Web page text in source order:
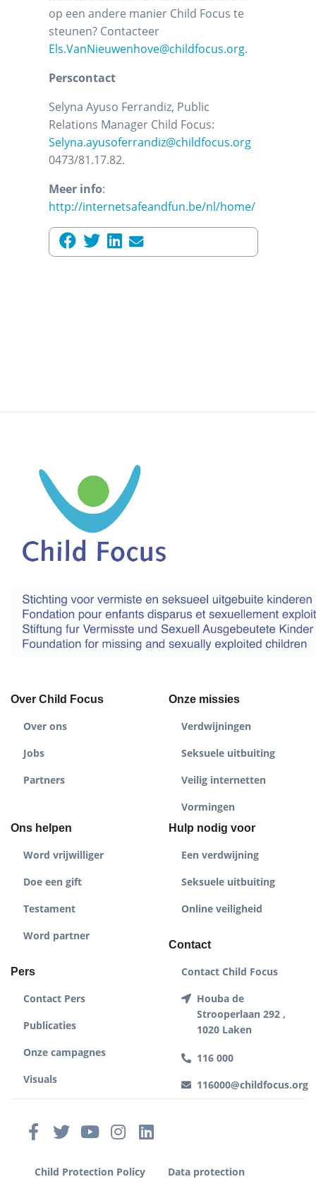
op een andere manier Child Focus te
steunen? Contacteer
Els.VanNieuwenhove@childfocus.org.
Perscontact
Selyna Ayuso Ferrandiz, Public
Relations Manager Child Focus:
Selyna.ayusoferrandiz@childfocus.org
0473/81.17.82.
Meer info:
http://internetsafeandfun.be/nl/home/
Over Child Focus
Over ons
Jobs
Partners
Onze missies
Verdwijningen
Seksuele uitbuiting
Veilig internetten
Vormingen
Ons helpen
Word vrijwilliger
Doe een gift
Testament
Word partner
Pers
Contact Pers
Publicaties
Onze campagnes
Visuals
Hulp nodig voor
Een verdwijning
Seksuele uitbuiting
Online veiligheid
Contact
Contact Child Focus
Houba de
Strooperlaan 292 ,
1020 Laken
116 000
116000@childfocus.org
Child Protection Policy Data protection